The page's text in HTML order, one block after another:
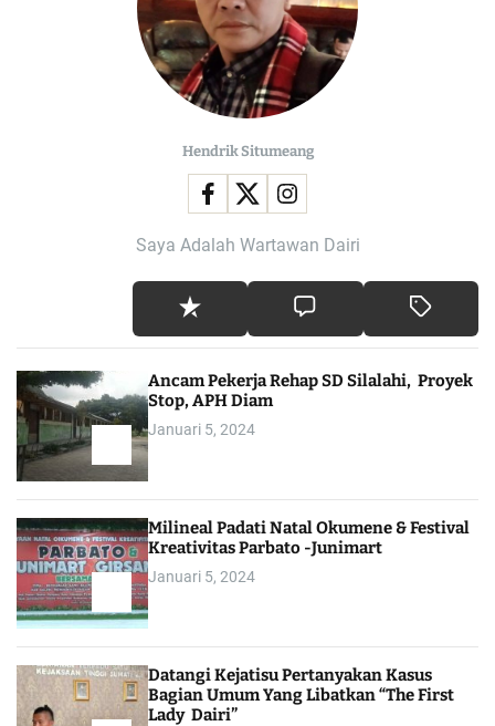
Hendrik Situmeang
Saya Adalah Wartawan Dairi
Ancam Pekerja Rehap SD Silalahi, Proyek
Stop, APH Diam
Januari 5, 2024
Milineal Padati Natal Okumene & Festival
Kreativitas Parbato -Junimart
Januari 5, 2024
Datangi Kejatisu Pertanyakan Kasus
Bagian Umum Yang Libatkan “The First
Lady Dairi”